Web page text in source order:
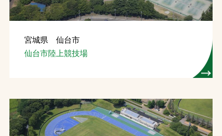
宮城県 仙台市
仙台市陸上競技場